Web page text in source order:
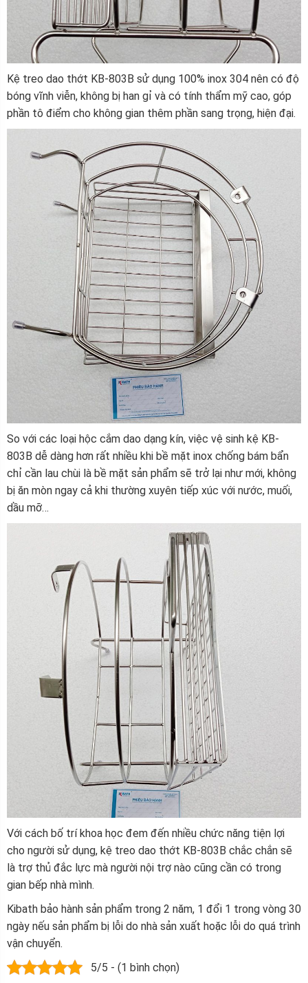
Kệ treo dao thớt KB-803B sử dụng 100% inox 304 nên có độ
bóng vĩnh viễn, không bị han gỉ và có tính thẩm mỹ cao, góp
phần tô điểm cho không gian thêm phần sang trọng, hiện đại.
So với các loại hộc cắm dao dạng kín, việc vệ sinh kệ KB-
803B dễ dàng hơn rất nhiều khi bề mặt inox chống bám bẩn
chỉ cần lau chùi là bề mặt sản phẩm sẽ trở lại như mới, không
bị ăn mòn ngay cả khi thường xuyên tiếp xúc với nước, muối,
dầu mỡ…
Với cách bố trí khoa học đem đến nhiều chức năng tiện lợi
cho người sử dụng, kệ treo dao thớt KB-803B chắc chắn sẽ
là trợ thủ đắc lực mà người nội trợ nào cũng cần có trong
gian bếp nhà mình.
Kibath bảo hành sản phẩm trong 2 năm, 1 đổi 1 trong vòng 30
ngày nếu sản phẩm bị lỗi do nhà sản xuất hoặc lỗi do quá trình
vận chuyển.
5/5 - (1 bình chọn)